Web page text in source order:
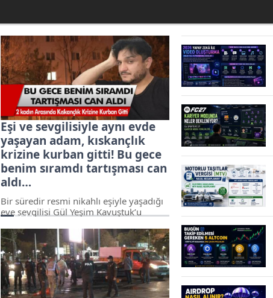
Eşi ve sevgilisiyle aynı evde
yaşayan adam, kıskançlık
krizine kurban gitti! Bu gece
benim sıramdı tartışması can
aldı…
Bir süredir resmi nikahlı eşiyle yaşadığı
eve sevgilisi Gül Yeşim Kavuştuk’u
Önder çelik, kıskançlık krizi sonucunda
hayatını kaybetti.